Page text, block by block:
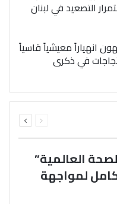
التصعيد في لبنان
انهياراً معيشياً قاسياً
في ذكرى
الصفحةالصفحة
العالمية”
لمواجهة